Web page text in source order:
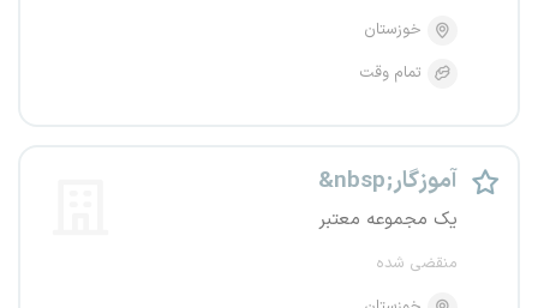
خوزستان
تمام وقت
&nbsp;آموزگار
یک مجموعه معتبر
منقضی شده